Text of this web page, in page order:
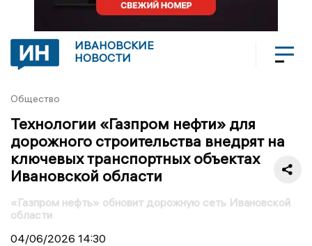
ИВАНОВСКИЕ
НОВОСТИ
Общество
Технологии «Газпром нефти» для
дорожного строительства внедрят на
ключевых транспортных объектах
Ивановской области
«Газпром нефть» обновит дорожную сеть Ивановской
области
04/06/2026 14:30